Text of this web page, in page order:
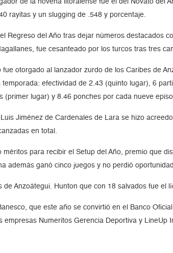
de la novena litoralense fue el del Novato del
rayitas y un slugging de .548 y porcentaje.
Regreso del Año tras dejar números destacados
fue cesanteado por los turcos tras tres
otorgado al lanzador zurdo de los Caribes de
efectividad de 2.43 (quinto lugar), 6
(primer lugar) y 8.46 ponches por cada nueve
Jiménez de Cardenales de Lara se hizo
en total.
méritos para recibir el Setup del Año, premio que
además ganó cinco juegos y no perdió
de Anzoátegui. Hunton que con 18 salvados fue
que este año se convirtió en el Banco
empresas Numeritos Gerencia Deportiva y LineUp